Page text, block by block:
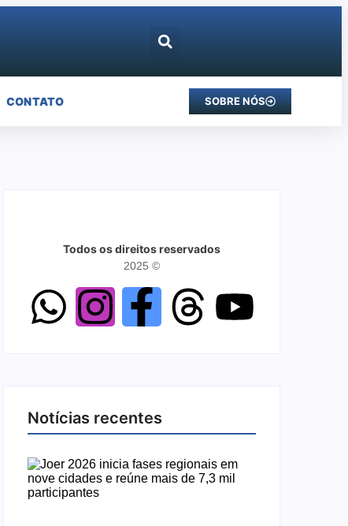
CONTATO SOBRE NÓS
Todos os direitos reservados
2025 ©
Notícias recentes